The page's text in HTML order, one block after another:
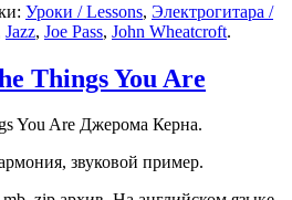
Уроки / Lessons, Электрогитара /
Jazz, Joe Pass, John Wheatcroft.
Things You Are
You Are Джерома Керна.
звуковой пример.